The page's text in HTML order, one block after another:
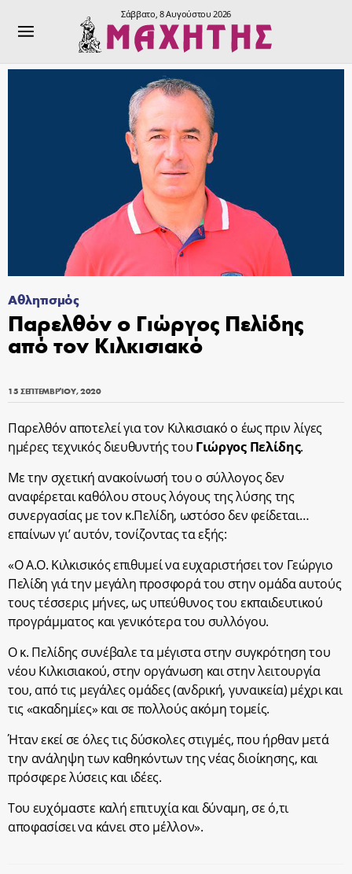
Σάββατο, 8 Αυγούστου 2026
Αθλητισμός
Παρελθόν ο Γιώργος Πελίδης
από τον Κιλκισιακό
15 ΣΕΠΤΕΜΒΡΊΟΥ, 2020
Παρελθόν αποτελεί για τον Κιλκισιακό ο έως πριν λίγες
ημέρες τεχνικός διευθυντής του Γιώργος Πελίδης.
Με την σχετική ανακοίνωσή του ο σύλλογος δεν
αναφέρεται καθόλου στους λόγους της λύσης της
συνεργασίας με τον κ.Πελίδη, ωστόσο δεν φείδεται…
επαίνων γι’ αυτόν, τονίζοντας τα εξής:
«Ο Α.Ο. Κιλκισικός επιθυμεί να ευχαριστήσει τον Γεώργιο
Πελίδη γιά την μεγάλη προσφορά του στην ομάδα αυτούς
τους τέσσερις μήνες, ως υπεύθυνος του εκπαιδευτικού
προγράμματος και γενικότερα του συλλόγου.
Ο κ. Πελίδης συνέβαλε τα μέγιστα στην συγκρότηση του
νέου Κιλκισιακού, στην οργάνωση και στην λειτουργία
του, από τις μεγάλες ομάδες (ανδρική, γυναικεία) μέχρι και
τις «ακαδημίες» και σε πολλούς ακόμη τομείς.
Ήταν εκεί σε όλες τις δύσκολες στιγμές, που ήρθαν μετά
την ανάληψη των καθηκόντων της νέας διοίκησης, και
πρόσφερε λύσεις και ιδέες.
Του ευχόμαστε καλή επιτυχία και δύναμη, σε ό,τι
αποφασίσει να κάνει στο μέλλον».